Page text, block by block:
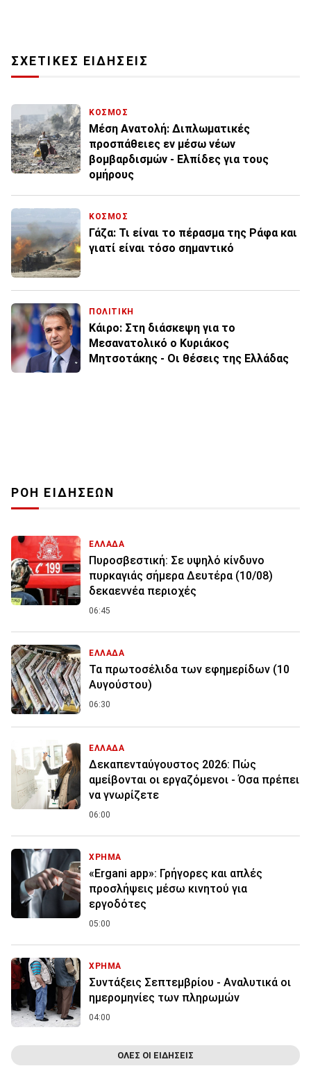
ΣΧΕΤΙΚΕΣ ΕΙΔΗΣΕΙΣ
ΚΟΣΜΟΣ
Μέση Ανατολή: Διπλωματικές
προσπάθειες εν μέσω νέων
βομβαρδισμών - Ελπίδες για τους
ομήρους
ΚΟΣΜΟΣ
Γάζα: Τι είναι το πέρασμα της Ράφα και
γιατί είναι τόσο σημαντικό
ΠΟΛΙΤΙΚΗ
Κάιρο: Στη διάσκεψη για το
Μεσανατολικό ο Κυριάκος
Μητσοτάκης - Οι θέσεις της Ελλάδας
ΡΟΗ ΕΙΔΗΣΕΩΝ
ΕΛΛΑΔΑ
Πυροσβεστική: Σε υψηλό κίνδυνο
πυρκαγιάς σήμερα Δευτέρα (10/08)
δεκαεννέα περιοχές
06:45
ΕΛΛΑΔΑ
Τα πρωτοσέλιδα των εφημερίδων (10
Αυγούστου)
06:30
ΕΛΛΑΔΑ
Δεκαπενταύγουστος 2026: Πώς
αμείβονται οι εργαζόμενοι - Όσα πρέπει
να γνωρίζετε
06:00
ΧΡΗΜΑ
«Ergani app»: Γρήγορες και απλές
προσλήψεις μέσω κινητού για
εργοδότες
05:00
ΧΡΗΜΑ
Συντάξεις Σεπτεμβρίου - Αναλυτικά οι
ημερομηνίες των πληρωμών
04:00
ΟΛΕΣ ΟΙ ΕΙΔΗΣΕΙΣ